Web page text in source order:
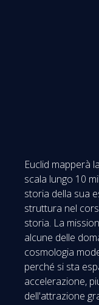
Euclid mapperà
scala lungo 10
storia della sua
struttura nel
storia. La
alcune delle
cosmologia
perché si sta
accelerazione,
dell'attrazione